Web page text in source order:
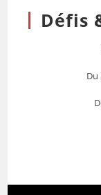
Défis
Du